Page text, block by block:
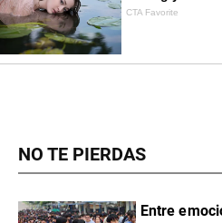
NO TE PIERDAS
Entre